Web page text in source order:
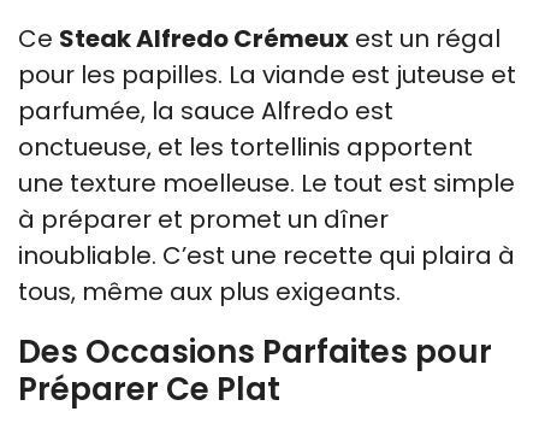
Ce Steak Alfredo Crémeux est un régal
pour les papilles. La viande est juteuse et
parfumée, la sauce Alfredo est
onctueuse, et les tortellinis apportent
une texture moelleuse. Le tout est simple
à préparer et promet un dîner
inoubliable. C’est une recette qui plaira à
tous, même aux plus exigeants.
Des Occasions Parfaites pour
Préparer Ce Plat